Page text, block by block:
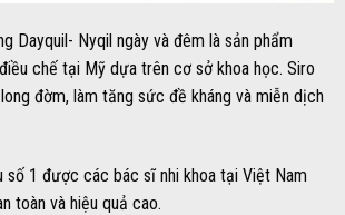
Dayquil- Nyqil ngày và đêm là sản phẩm
chế tại Mỹ dựa trên cơ sở khoa học. Siro
đờm, làm tăng sức đề kháng và miễn dịch
số 1 được các bác sĩ nhi khoa tại Việt Nam
toàn và hiệu quả cao.